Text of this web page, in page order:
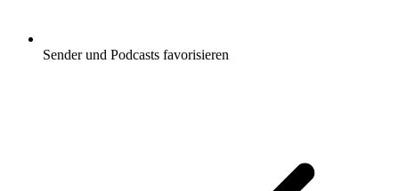
Sender und Podcasts favorisieren